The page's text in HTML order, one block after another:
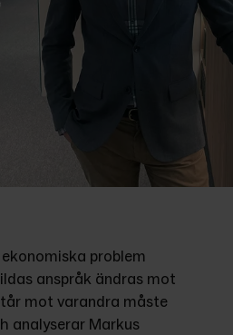
problem
anspråk ändras mot
mot varandra måste
analyserar Markus